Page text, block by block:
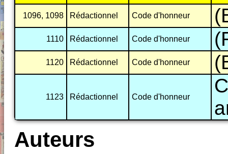
1096, 1098 Rédactionnel Code d'honneur
1110 Rédactionnel Code d'honneur
1120 Rédactionnel Code d'honneur
1123 Rédactionnel Code d'honneur
Auteurs